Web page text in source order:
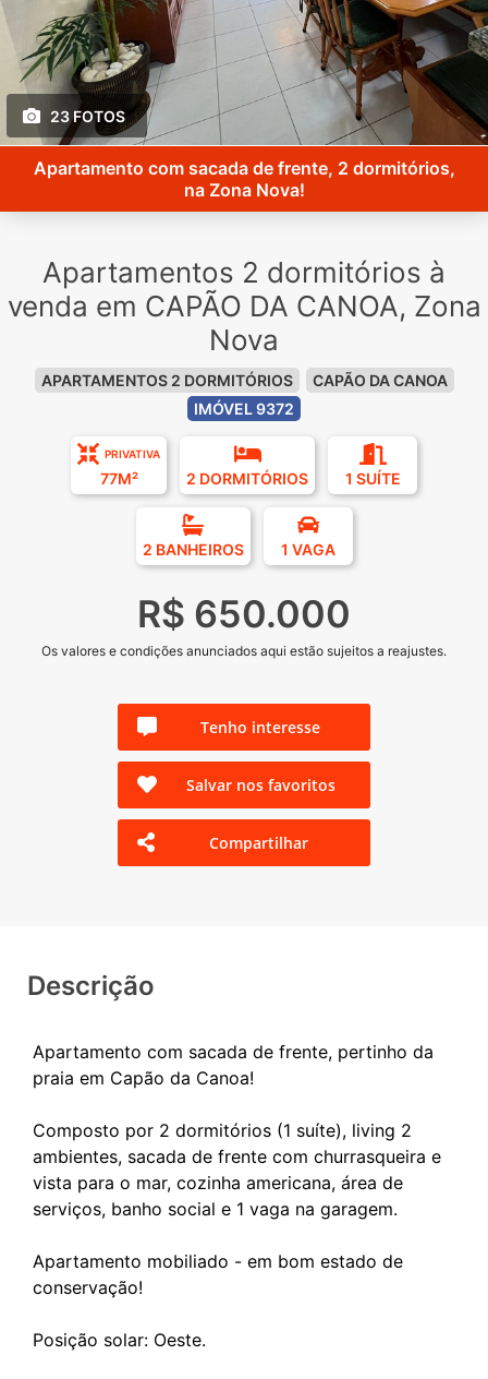
23 FOTOS
Apartamento com sacada de frente, 2 dormitórios,
na Zona Nova!
Apartamentos 2 dormitórios à
venda em CAPÃO DA CANOA, Zona
Nova
APARTAMENTOS 2 DORMITÓRIOS
CAPÃO DA CANOA
IMÓVEL 9372
PRIVATIVA
77M² 2 DORMITÓRIOS 1 SUÍTE
2 BANHEIROS 1 VAGA
R$ 650.000
Os valores e condições anunciados aqui estão sujeitos a reajustes.
Tenho interesse
Salvar nos favoritos
Compartilhar
Descrição
Apartamento com sacada de frente, pertinho da
praia em Capão da Canoa!
Composto por 2 dormitórios (1 suíte), living 2
ambientes, sacada de frente com churrasqueira e
vista para o mar, cozinha americana, área de
serviços, banho social e 1 vaga na garagem.
Apartamento mobiliado - em bom estado de
conservação!
Posição solar: Oeste.